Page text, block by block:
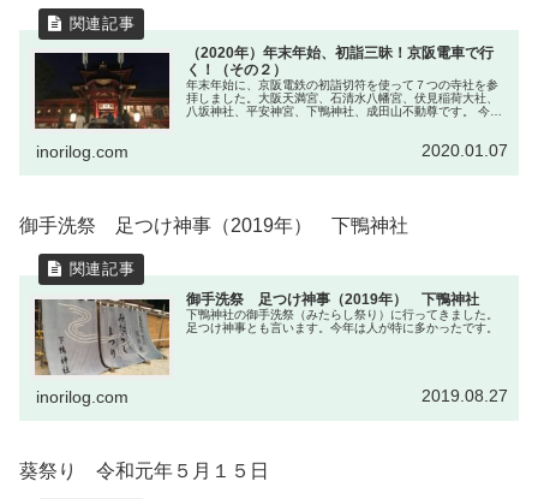
（2020年）年末年始、初詣三昧！京阪電車で行
く！（その２）
年末年始に、京阪電鉄の初詣切符を使って７つの寺社を参
拝しました。大阪天満宮、石清水八幡宮、伏見稲荷大社、
八坂神社、平安神宮、下鴨神社、成田山不動尊です。 今宮
御朱印帳は壁に飾っています。 皆さん、良いお年を！！！
inorilog.com 2020.01.07
御手洗祭 足つけ神事（2019年） 下鴨神社
御手洗祭 足つけ神事（2019年） 下鴨神社
下鴨神社の御手洗祭（みたらし祭り）に行ってきました。
足つけ神事とも言います。今年は人が特に多かったです。
inorilog.com 2019.08.27
葵祭り 令和元年５月１５日